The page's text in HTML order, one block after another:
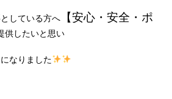
している方へ
【安心・安全・ポ
供したいと思い
なりました